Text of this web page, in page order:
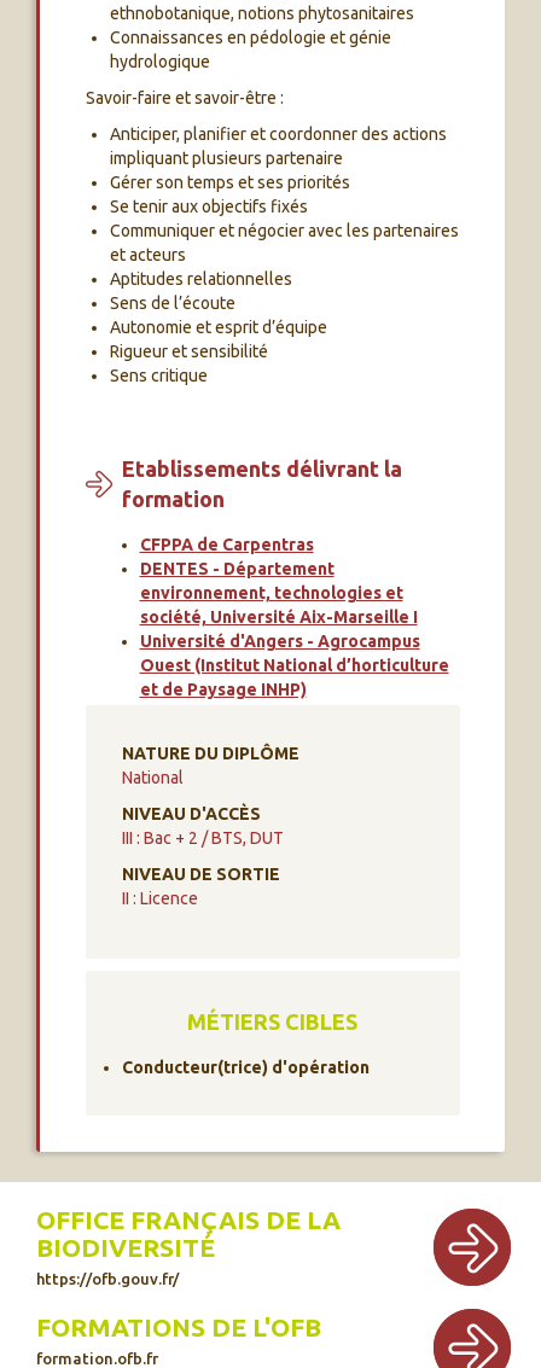
ethnobotanique, notions phytosanitaires
Connaissances en pédologie et génie
hydrologique
Savoir-faire et savoir-être :
Anticiper, planifier et coordonner des actions
impliquant plusieurs partenaire
Gérer son temps et ses priorités
Se tenir aux objectifs fixés
Communiquer et négocier avec les partenaires
et acteurs
Aptitudes relationnelles
Sens de l’écoute
Autonomie et esprit d’équipe
Rigueur et sensibilité
Sens critique
Etablissements délivrant la
formation
CFPPA de Carpentras
DENTES - Département
environnement, technologies et
société, Université Aix-Marseille I
Université d'Angers - Agrocampus
Ouest (Institut National d’horticulture
et de Paysage INHP)
NATURE DU DIPLÔME
National
NIVEAU D'ACCÈS
III : Bac + 2 / BTS, DUT
NIVEAU DE SORTIE
II : Licence
MÉTIERS CIBLES
Conducteur(trice) d'opération
OFFICE FRANÇAIS DE LA
BIODIVERSITÉ
https://ofb.gouv.fr/
FORMATIONS DE L'OFB
formation.ofb.fr